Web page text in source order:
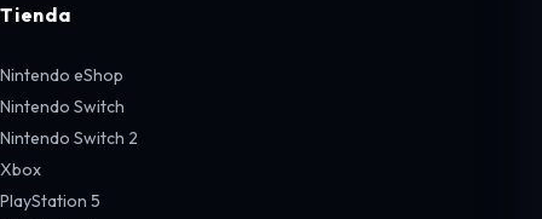
Tienda
Nintendo eShop
Nintendo Switch
Nintendo Switch 2
Xbox
PlayStation 5